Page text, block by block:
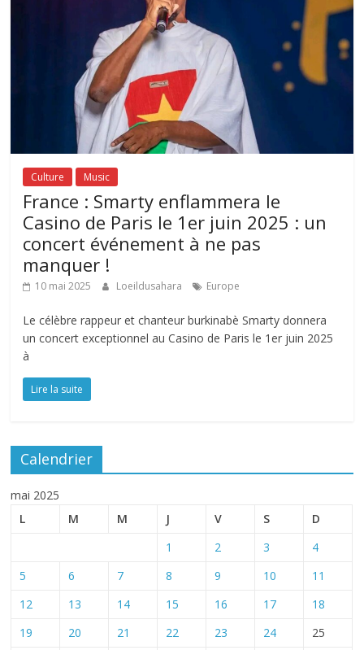
Culture Music
France : Smarty enflammera le
Casino de Paris le 1er juin 2025 : un
concert événement à ne pas
manquer !
10 mai 2025 Loeildusahara Europe
Le célèbre rappeur et chanteur burkinabè Smarty donnera
un concert exceptionnel au Casino de Paris le 1er juin 2025
à
Lire la suite
Calendrier
mai 2025
L
M M J V S D
1 2 3
4
5
6 7 8 9 10
11
12
13 14 15 16 17
18
19
20 21 22 23 24
25